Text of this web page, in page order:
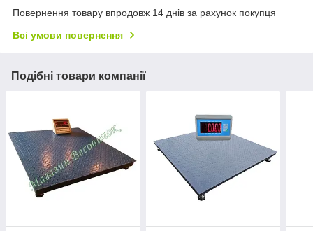
Повернення товару впродовж 14 днів за рахунок покупця
Всі умови повернення
Подібні товари компанії